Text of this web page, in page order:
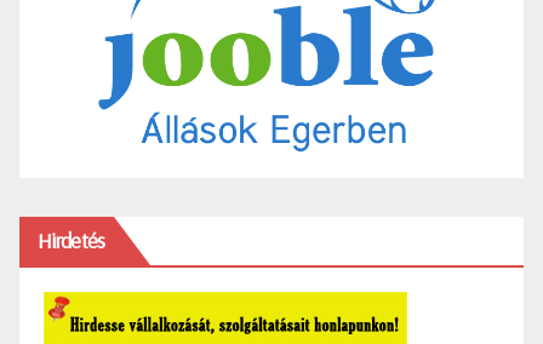
Hirdetés